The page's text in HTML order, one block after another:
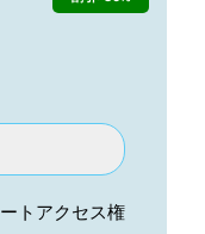
トアクセス権